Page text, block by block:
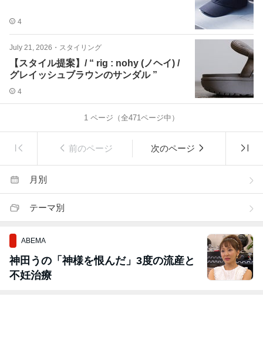
4
July 21, 2026 ・ スタイリング
【スタイル提案】/ “ rig : nohy (ノヘイ) /
グレイッシュブラウンのサンダル ”
4
1 ページ（全471ページ中）
前のページ 次のページ
月別
テーマ別
ABEMA
神田うの「神様を恨んだ」3度の流産と
不妊治療